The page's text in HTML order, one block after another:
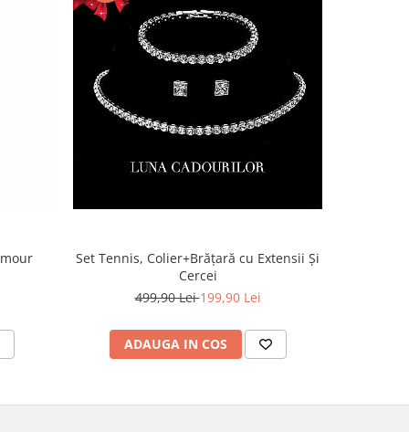
Set Tennis, Colier+Brățară cu Extensii Și
Cercei
499,90 Lei199,90 Lei
ADAUGA IN COS